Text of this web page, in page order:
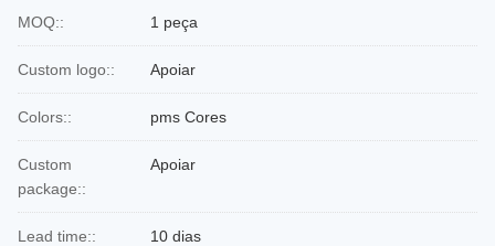
MOQ:: 1 peça
Custom logo:: Apoiar
Colors:: pms Cores
Custom
package::
Apoiar
Lead time:: 10 dias